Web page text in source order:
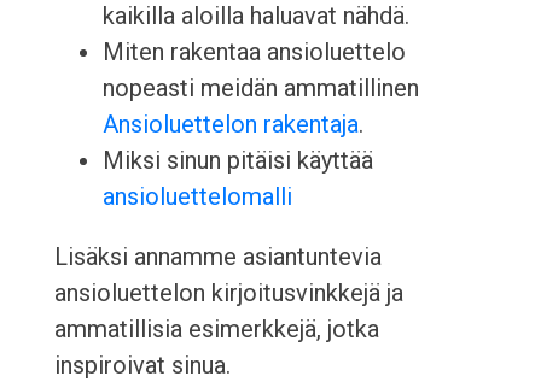
kaikilla aloilla haluavat nähdä.
Miten rakentaa ansioluettelo
nopeasti meidän ammatillinen
Ansioluettelon rakentaja.
Miksi sinun pitäisi käyttää
ansioluettelomalli
Lisäksi annamme asiantuntevia
ansioluettelon kirjoitusvinkkejä ja
ammatillisia esimerkkejä, jotka
inspiroivat sinua.